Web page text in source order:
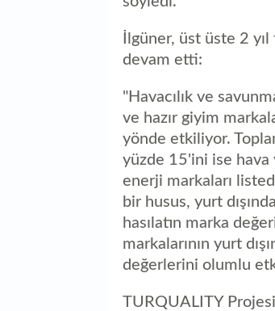
İlgüner, üst üste 2
devam etti:
"Havacılık ve
ve hazır giyim
yönde etkiliyor.
yüzde 15'ini ise hava
enerji markaları
bir husus, yurt
hasılatın marka
markalarının yurt
değerlerini olumlu
TURQUALITY